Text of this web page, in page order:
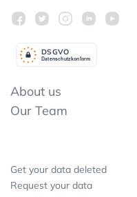
Datenschutzkonform
DSGVO
About us
Our Team
Get your data deleted
Request your data